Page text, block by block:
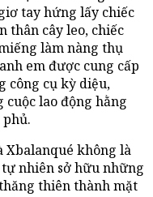
tay hứng lấy chiếc
thân cây leo, chiếc
làm nàng thụ
em được cung cấp
công cụ kỳ diệu,
lao động hằng
Xbalanqué không là
nhiên sở hữu những
thiên thành mặt